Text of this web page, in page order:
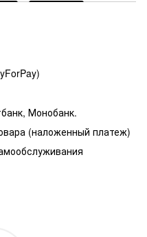
Монобанк.
(наложенный платеж)